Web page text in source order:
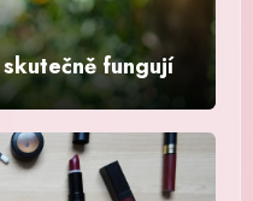
fungují